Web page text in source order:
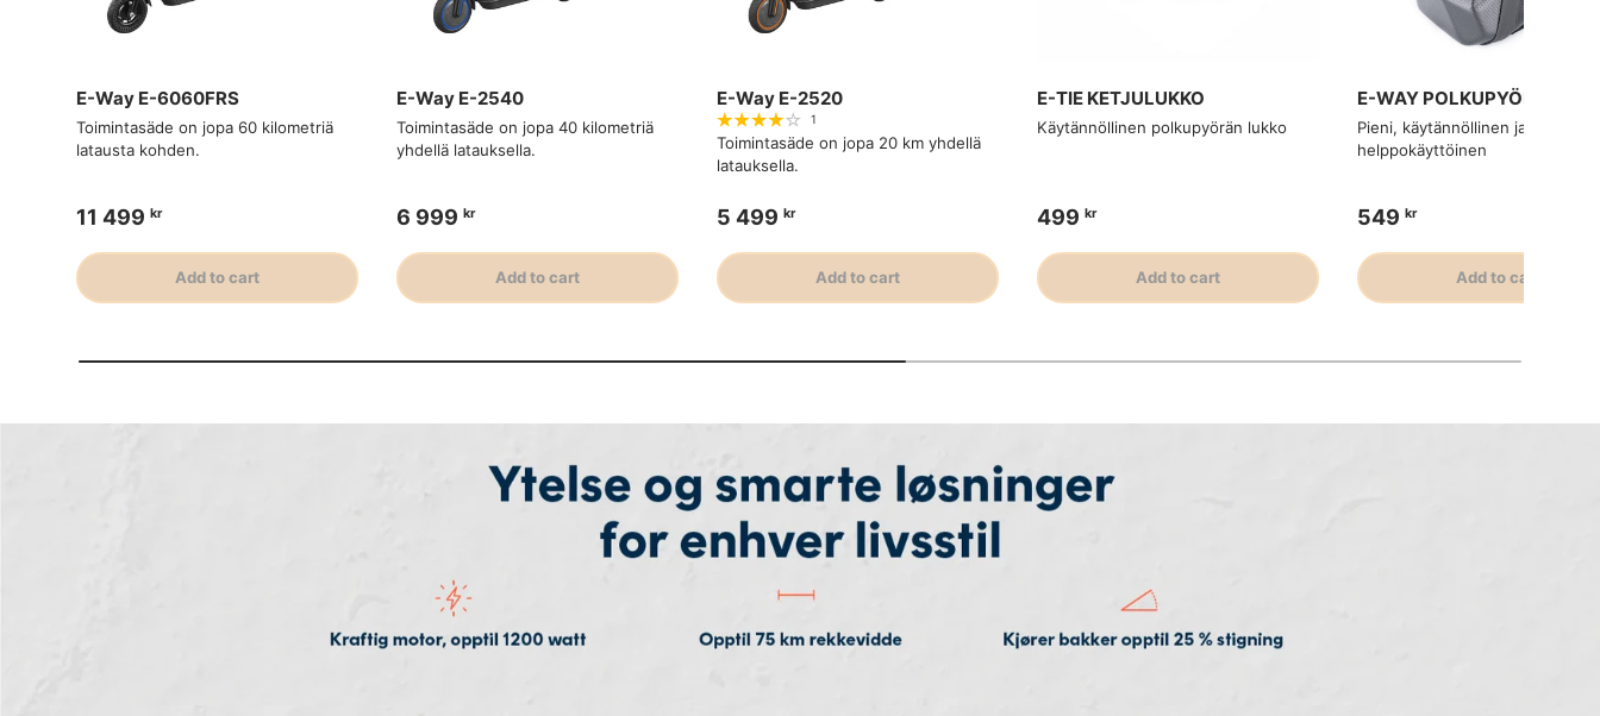
E-Way E-6060FRS
Toimintasäde on jopa 60 kilometriä
latausta kohden.
11 499 kr
Add to cart
E-Way E-2540
Toimintasäde on jopa 40 kilometriä
yhdellä latauksella.
6 999 kr
Add to cart
E-Way E-2520
1
Toimintasäde on jopa 20 km yhdellä
latauksella.
5 499 kr
Add to cart
E-TIE KETJULUKKO
Käytännöllinen polkupyörän lukko
499 kr
Add to cart
E-WAY
Pieni, käytännöllinen ja
helppokäyttöinen
549 kr
Add to cart